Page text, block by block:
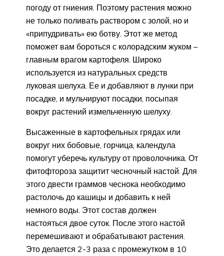
погоду от гниения. Поэтому растения можно
не только поливать раствором с золой, но и
«припудривать» ею ботву. Этот же метод
поможет вам бороться с колорадским жуком –
главным врагом картофеля. Широко
используется из натуральных средств
луковая шелуха. Ее и добавляют в лунки при
посадке, и мульчируют посадки, посыпая
вокруг растений измельченную шелуху.
Высаженные в картофельных грядах или
вокруг них бобовые, горчица, календула
помогут уберечь культуру от проволочника. От
фитофтороза защитит чесночный настой. Для
этого двести граммов чеснока необходимо
растолочь до кашицы и добавить к ней
немного воды. Этот состав должен
настояться двое суток. После этого настой
перемешивают и обрабатывают растения.
Это делается 2-3 раза с промежутком в 10